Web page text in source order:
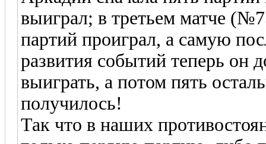
выиграл; в третьем матче
партий проиграл, а самую
развития событий теперь
выиграть, а потом пять
получилось!
Так что в наших